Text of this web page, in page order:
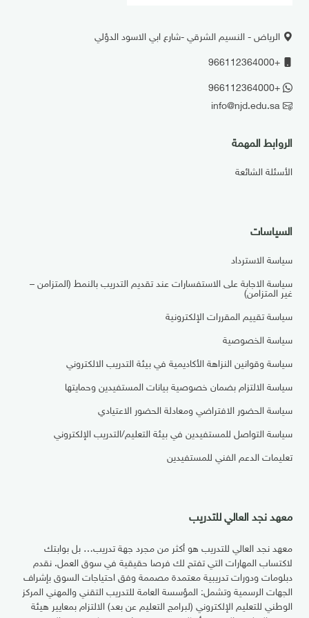
الرياض - النسيم الشرقي -شارع ابي الاسود الدؤلي
+966112364000
+966112364000
info@njd.edu.sa
الروابط المهمة
الأسئلة الشائعة
السياسات
سياسة الاسترداد
سياسة الاجابة على الاستفسارات عند تقديم التدريب بالنمط (المتزامن –
غير المتزامن)
سياسة تقييم المقررات الإلكترونية
سياسة الخصوصية
سياسة وقوانين النزاهة الأكاديمية في بيئة التدريب الالكتروني
سياسة الالتزام بضمان خصوصية بيانات المستفيدين وحمايتها
سياسة الحضور الافتراضي ومعادلة الحضور الاعتيادي
سياسة التواصل للمستفيدين في بيئة التعليم/التدريب الإلكتروني
تعليمات الدعم الفني للمستفيدين
معهد نجد العالي للتدريب
معهد نجد العالي للتدريب هو أكثر من مجرد جهة تدريب… بل بوابتك
لاكتساب المهارات التي تفتح لك فرصا حقيقية في سوق العمل. نقدم
دبلومات ودورات تدريبية معتمدة مصممة وفق احتياجات السوق بإشراف
الجهات الرسمية وتشمل: المؤسسة العامة للتدريب التقني والمهني المركز
الوطني للتعليم الإلكتروني (لبرامج التعليم عن بعد) الالتزام بمعايير هيئة